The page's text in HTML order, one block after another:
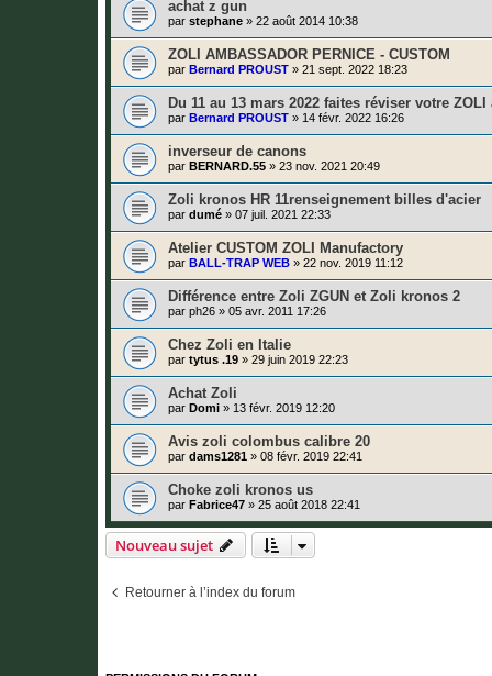
achat z gun
par stephane » 22 août 2014 10:38
ZOLI AMBASSADOR PERNICE - CUSTOM
par Bernard PROUST » 21 sept. 2022 18:23
Du 11 au 13 mars 2022 faites réviser votre
par Bernard PROUST » 14 févr. 2022 16:26
inverseur de canons
par BERNARD.55 » 23 nov. 2021 20:49
Zoli kronos HR 11renseignement billes d'acier
par dumé » 07 juil. 2021 22:33
Atelier CUSTOM ZOLI Manufactory
par BALL-TRAP WEB » 22 nov. 2019 11:12
Différence entre Zoli ZGUN et Zoli kronos 2
par ph26 » 05 avr. 2011 17:26
Chez Zoli en Italie
par tytus .19 » 29 juin 2019 22:23
Achat Zoli
par Domi » 13 févr. 2019 12:20
Avis zoli colombus calibre 20
par dams1281 » 08 févr. 2019 22:41
Choke zoli kronos us
par Fabrice47 » 25 août 2018 22:41
Nouveau sujet
Retourner à l’index du forum